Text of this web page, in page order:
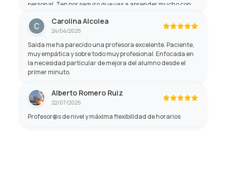
personal. Ten por seguro que vas a aprender mucho con
profesores profesionales con mucha paciencia y mano
amable.
Carolina Alcolea
24/04/2025
Saida me ha parecido una profesora excelente. Paciente,
muy empática y sobre todo muy profesional. Enfocada en
la necesidad particular de mejora del alumno desde el
primer minuto.
Alberto Romero Ruiz
22/07/2025
Profesor@s de nivel y máxima flexibilidad de horarios